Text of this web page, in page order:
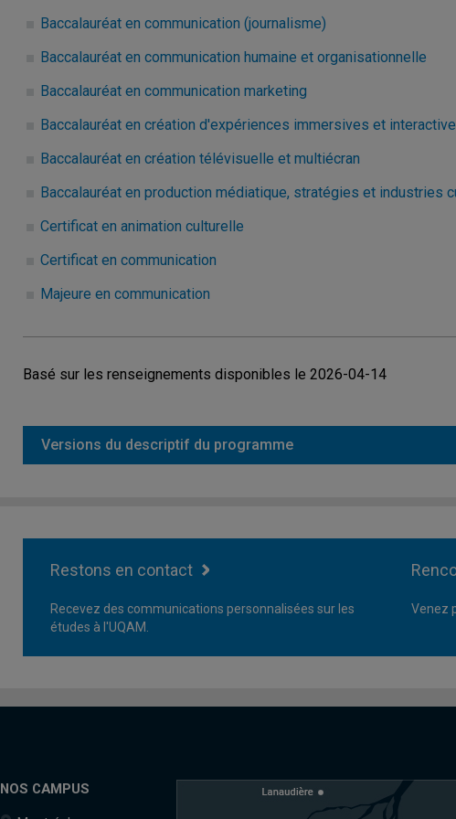
Baccalauréat en communication (journalisme)
Baccalauréat en communication humaine et organisationnelle
Baccalauréat en communication marketing
Baccalauréat en création d'expériences immersives et
Baccalauréat en création télévisuelle et multiécran
Baccalauréat en production médiatique, stratégies et industries
Certificat en animation culturelle
Certificat en communication
Majeure en communication
Basé sur les renseignements disponibles le 2026-04-14
Versions du descriptif du programme
Restons en contact
Recevez des communications personnalisées sur les
études à l'UQAM.
Venez
NOS CAMPUS